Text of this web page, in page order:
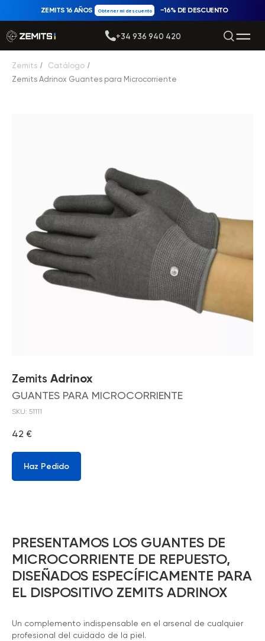
Obtener mi descuento
ZEMITS 16 AÑOS −16% DE DESCUENTO
+34 936 940 420
Zemits / Catálogo /
Zemits Adrinox Guantes para Microcorriente
Zemits Adrinox
GUANTES PARA MICROCORRIENTE
SKU: 51111
42 €
Haz Pedido
PRESENTAMOS LOS GUANTES DE
MICROCORRIENTE DE REPUESTO,
DISEÑADOS ESPECÍFICAMENTE PARA
EL DISPOSITIVO ZEMITS ADRINOX
Un complemento indispensable en el arsenal de cualquier
profesional del cuidado de la piel.